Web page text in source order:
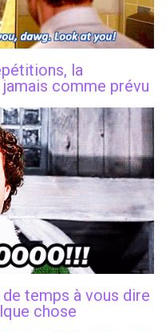
la
comme prévu
temps à vous dire
chose